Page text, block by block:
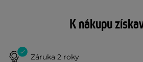
K nákupu
Záruka 2 roky